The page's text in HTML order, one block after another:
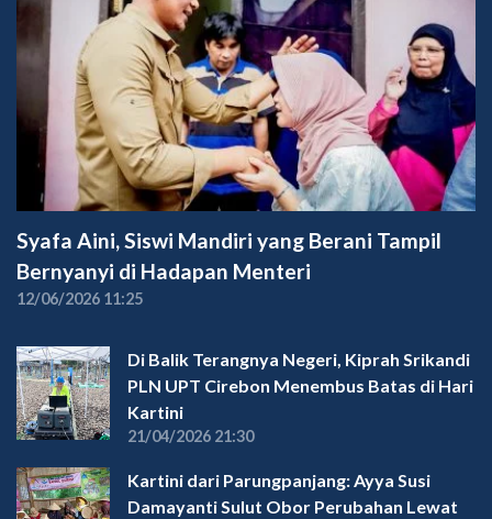
Syafa Aini, Siswi Mandiri yang Berani Tampil
Bernyanyi di Hadapan Menteri
12/06/2026 11:25
Di Balik Terangnya Negeri, Kiprah Srikandi
PLN UPT Cirebon Menembus Batas di Hari
Kartini
21/04/2026 21:30
Kartini dari Parungpanjang: Ayya Susi
Damayanti Sulut Obor Perubahan Lewat